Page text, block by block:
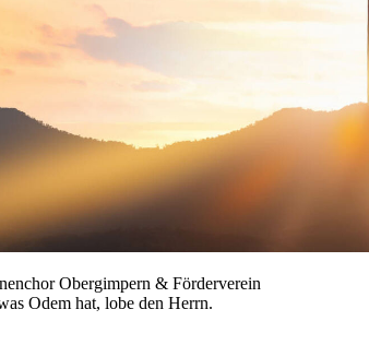
Obergimpern & Förderverein
Odem hat, lobe den Herrn.